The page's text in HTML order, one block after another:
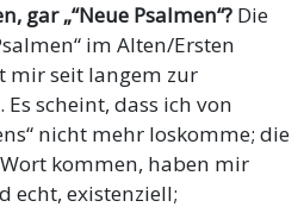
gar „“Neue Psalmen“? Die
im Alten/Ersten
mir seit langem zur
scheint, dass ich von
nicht mehr loskomme; die
kommen, haben mir
echt, existenziell;